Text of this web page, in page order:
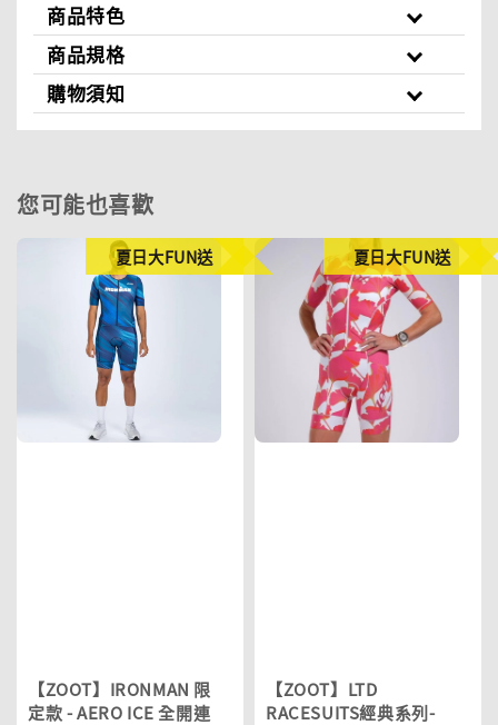
商品特色
商品規格
購物須知
您可能也喜歡
夏日大FUN送
【ZOOT】IRONMAN 限
定款 - AERO ICE 全開連
夏日大FUN送
【ZOOT】LTD
RACESUITS經典系列-